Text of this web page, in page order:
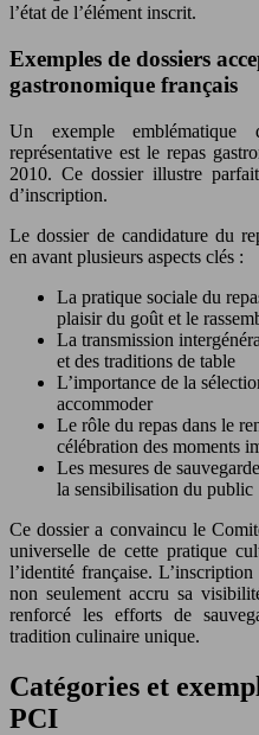
l’état de l’élément inscrit.
Exemples de dossiers
gastronomique français
Un exemple
représentative est le repas
2010. Ce dossier illustre
d’inscription.
Le dossier de candidature du
en avant plusieurs aspects clés :
La pratique sociale du
plaisir du goût et le
La transmission
et des traditions de table
L’importance de la
accommoder
Le rôle du repas dans le
célébration des moments
Les mesures de
la sensibilisation du public
Ce dossier a convaincu le
universelle de cette pratique
l’identité française.
non seulement accru sa
renforcé les efforts de
tradition culinaire unique.
Catégories et
PCI